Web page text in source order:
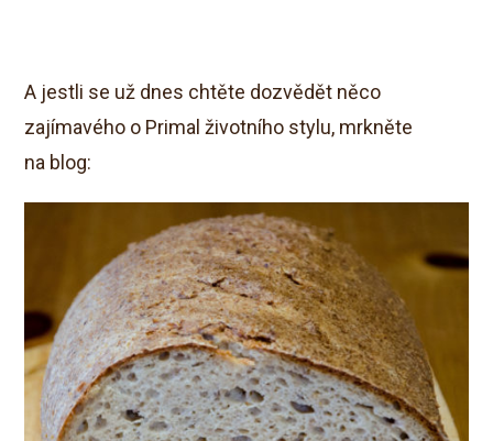
A jestli se už dnes chtěte dozvědět něco
zajímavého o Primal životního stylu, mrkněte
na blog: